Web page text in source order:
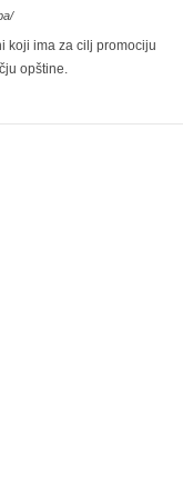
koji ima za cilj promociju
opštine.